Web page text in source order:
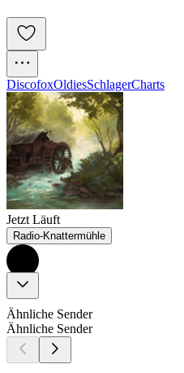
DiscofoxOldiesSchlagerCharts
Jetzt Läuft
Radio-Knattermühle
Ähnliche Sender
Ähnliche Sender